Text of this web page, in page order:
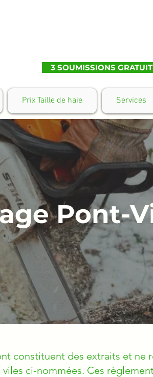
3 SOUMISSIONS
Prix Taille de haie Services
Pont-
constituent des extraits et ne
ci-nommées. Ces